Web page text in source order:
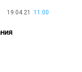
19.04.21 11:00